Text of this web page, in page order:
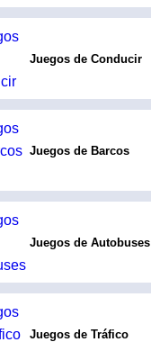
Juegos de Conducir
Juegos de Barcos
Juegos de Autobuses
Juegos de Tráfico